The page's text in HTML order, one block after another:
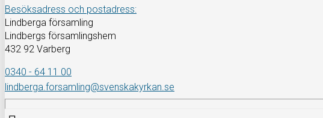
Besöksadress och postadress:
Lindberga församling
Lindbergs församlingshem
432 92 Varberg
0340 - 64 11 00
lindberga.forsamling@svenskakyrkan.se